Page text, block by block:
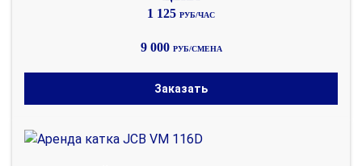
1 125 РУБ/ЧАС
9 000 РУБ/СМЕНА
Заказать